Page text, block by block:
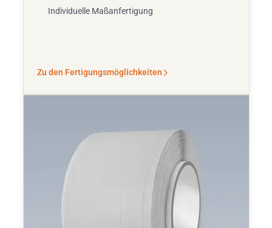
Individuelle Maßanfertigung
Zu den Fertigungsmöglichkeiten